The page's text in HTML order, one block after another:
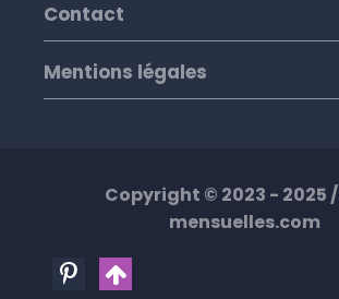
Contact
Mentions légales
Copyright © 2023 - 2025 /
mensuelles.com